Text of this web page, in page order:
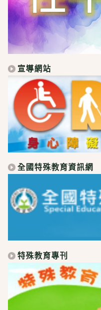
宣導網站
全國特殊教育資訊網
特殊教育專刊